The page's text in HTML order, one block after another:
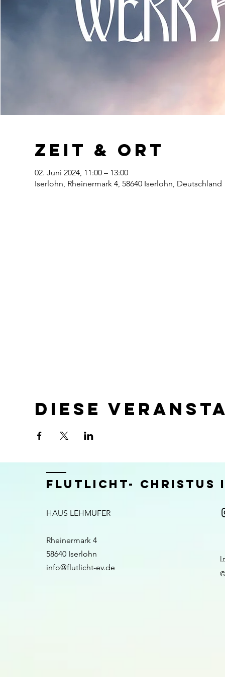
Zeit & Ort
02. Juni 2024, 11:00 – 13:00
Iserlohn, Rheinermark 4, 58640 Iserlohn, Deutschland
Diese
FLUTLICHT- CHRISTUS
HAUS LEHMUFER
Rheinermark 4
58640 Iserlohn​​
info@flutlicht-ev.de